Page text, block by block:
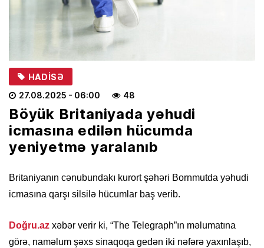
HADISƏ
27.08.2025 - 06:00 48
Böyük Britaniyada yəhudi
icmasına edilən hücumda
yeniyetmə yaralanıb
Britaniyanın cənubundakı kurort şəhəri Bornmutda yəhudi
icmasına qarşı silsilə hücumlar baş verib.
Doğru.az xəbər verir ki, “The Telegraph”ın məlumatına
görə, naməlum şəxs sinaqoqa gedən iki nəfərə yaxınlaşıb,